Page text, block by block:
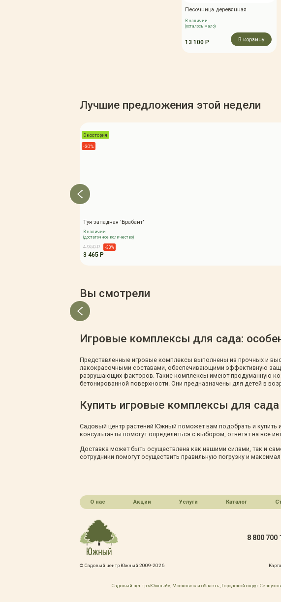
Песочница деревянная
В наличии
(осталось мало)
13 100 Р В корзину
Лучшие предложения этой недели
Экостория
-30%
Туя западная 'Брабант'
В наличии
(достаточное количество)
4 950 Р -30%
3 465 Р
Вы смотрели
Игровые комплексы для сада:
Представленные игровые комплексы выполнены из прочных и
лакокрасочными составами, обеспечивающими эффективную
разрушающих факторов. Такие комплексы имеют продуманную
бетонированной поверхности. Они предназначены для детей в
Купить игровые комплексы для
Садовый центр растений Южный поможет вам подобрать и
консультанты помогут определиться с выбором, ответят на все
Доставка может быть осуществлена как нашими силами, так и
сотрудники помогут осуществить правильную погрузку и
О нас Акции Услуги Каталог
8 800 700
© Садовый центр Южный 2009-2026
Садовый центр «Южный», Московская область, Городской округ